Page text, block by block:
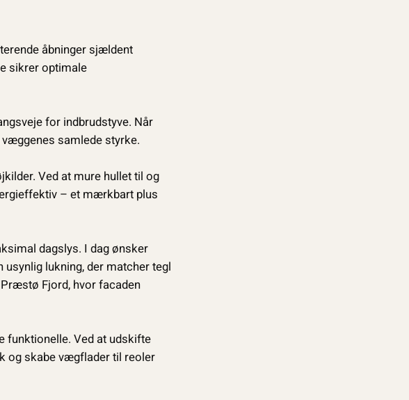
åbninger sjældent
sikrer optimale
for indbrudstyve. Når
samlede styrke.
Ved at mure hullet til og
– et mærkbart plus
dagslys. I dag ønsker
lukning, der matcher tegl
Fjord, hvor facaden
funktionelle. Ved at udskifte
og skabe vægflader til reoler